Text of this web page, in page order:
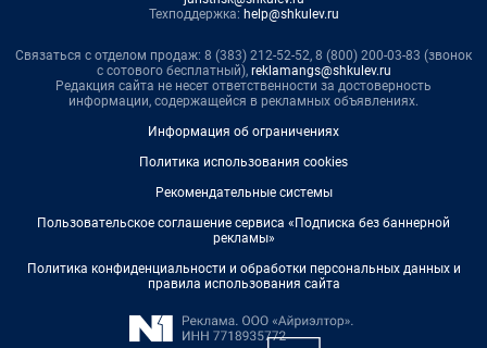
Техподдержка: help@shkulev.ru
Связаться с отделом продаж: 8 (383) 212-52-52, 8 (800) 200-03-83 (звонок
с сотового бесплатный), reklamangs@shkulev.ru
Редакция сайта не несет ответственности за достоверность
информации, содержащейся в рекламных объявлениях.
Информация об ограничениях
Политика использования cookies
Рекомендательные системы
Пользовательское соглашение сервиса «Подписка без баннерной
рекламы»
Политика конфиденциальности и обработки персональных данных и
правила использования сайта